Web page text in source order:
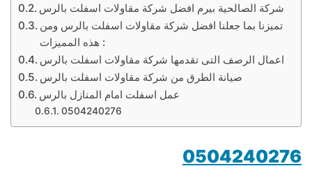
شركة الصالحية بيرم افضل شركة مقاولات اسفلت بالرس
تميزنا بما جعلنا افضل شركة مقاولات اسفلت بالرس ومن
هذه المميزات :
اعمال الرصف التى تقدمها شركة مقاولات اسفلت بالرس
صيانة الطرق من شركة مقاولات اسفلت بالرس
عمل اسفلت امام المنازل بالرس
0504240276
0504240276